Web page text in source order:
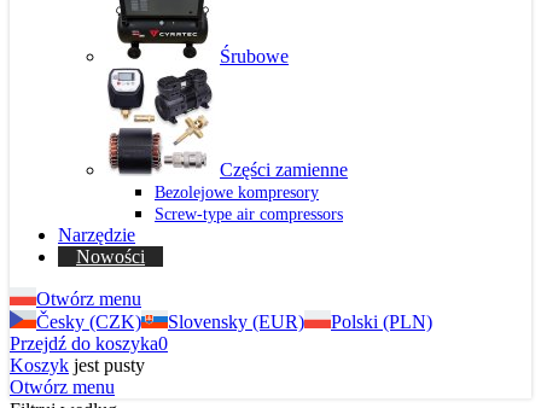
Śrubowe
Części zamienne
Bezolejowe kompresory
Screw-type air compressors
Narzędzie
Nowości
Otwórz menu
Česky (CZK)
Slovensky (EUR)
Polski (PLN)
Przejdź do koszyka0
Koszyk jest pusty
Otwórz menu